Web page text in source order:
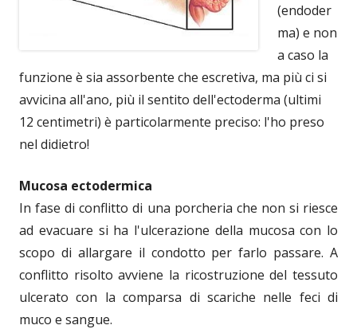
(endoder
ma) e non
a caso la
funzione è sia assorbente che escretiva, ma più ci si
avvicina all'ano, più il sentito dell'ectoderma (ultimi
12 centimetri) è particolarmente preciso: l'ho preso
nel didietro!
Mucosa ectodermica
In fase di conflitto di una porcheria che non si riesce
ad evacuare si ha l'ulcerazione della mucosa con lo
scopo di allargare il condotto per farlo passare. A
conflitto risolto avviene la ricostruzione del tessuto
ulcerato con la comparsa di scariche nelle feci di
muco e sangue.